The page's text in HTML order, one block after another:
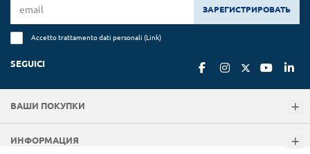
ЗАРЕГИСТРИРОВАТЬ
Accetto trattamento dati personali (Link)
SEGUICI
ВАШИ ПОКУПКИ
ИНФОРМАЦИЯ